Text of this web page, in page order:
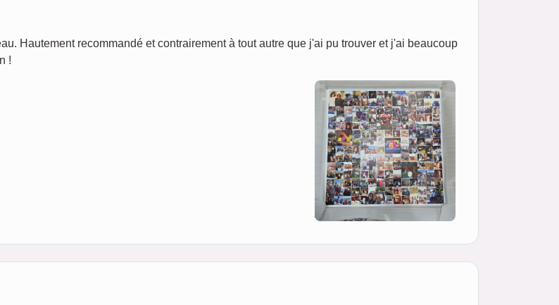
Hautement recommandé et contrairement à tout autre que j'ai pu trouver et j'ai beaucoup
!